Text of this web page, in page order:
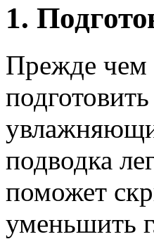
1.
Прежде чем
подводка
поможет
уменьшить